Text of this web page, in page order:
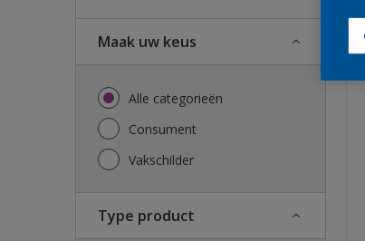
Maak uw keus
Alle categorieën
Consument
Vakschilder
Type product